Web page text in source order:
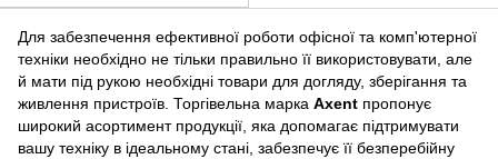
Для забезпечення ефективної роботи офісної та комп'ютерної
техніки необхідно не тільки правильно її використовувати, але
й мати під рукою необхідні товари для догляду, зберігання та
живлення пристроїв. Торгівельна марка Axent пропонує
широкий асортимент продукції, яка допомагає підтримувати
вашу техніку в ідеальному стані, забезпечує її безперебійну